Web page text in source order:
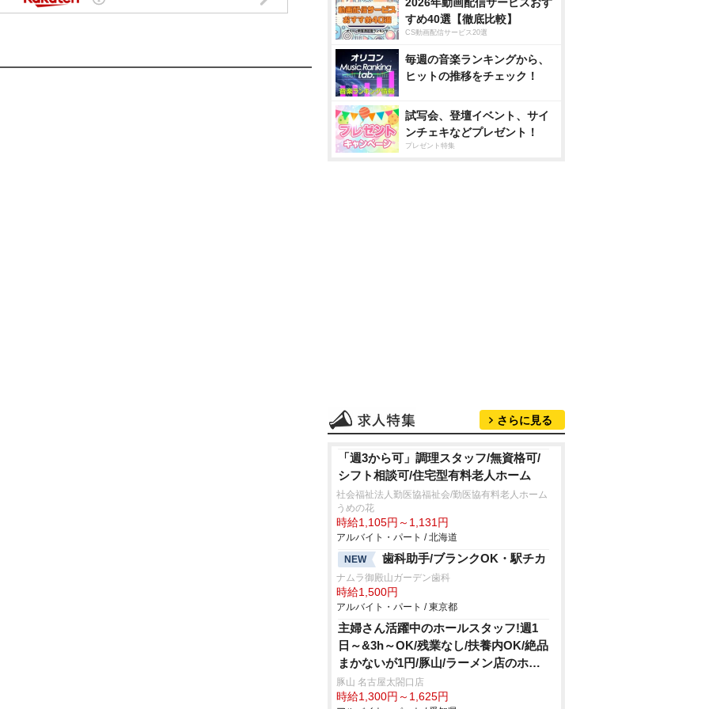
すめ40選【徹底比較】
CS動画配信サービス20選
毎週の音楽ランキングから、
ヒットの推移をチェック！
試写会、登壇イベント、サイ
ンチェキなどプレゼント！
プレゼント特集
さらに見る
「週3から可」調理スタッフ/無資格可/
シフト相談可/住宅型有料老人ホーム
社会福祉法人勤医協福祉会/勤医協有料老人ホーム
うめの花
時給1,105円～1,131円
アルバイト・パート / 北海道
NEW
歯科助手/ブランクOK・駅チカ
ナムラ御殿山ガーデン歯科
時給1,500円
アルバイト・パート / 東京都
主婦さん活躍中のホールスタッフ!週1
日～&3h～OK/残業なし/扶養内OK/絶品
まかないが1円/豚山/ラーメン店のホー
ル
豚山 名古屋太閤口店
時給1,300円～1,625円